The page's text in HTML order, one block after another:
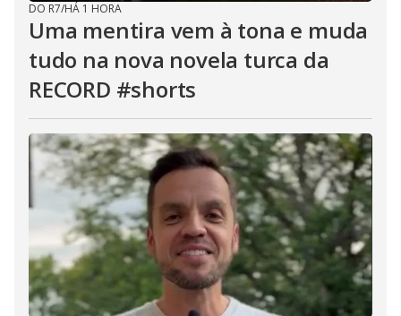
DO R7/HÁ 1 HORA
Uma mentira vem à tona e muda
tudo na nova novela turca da
RECORD #shorts